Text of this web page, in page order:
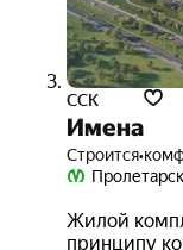
ССК
Имена
Строится•
Жилой
принципу